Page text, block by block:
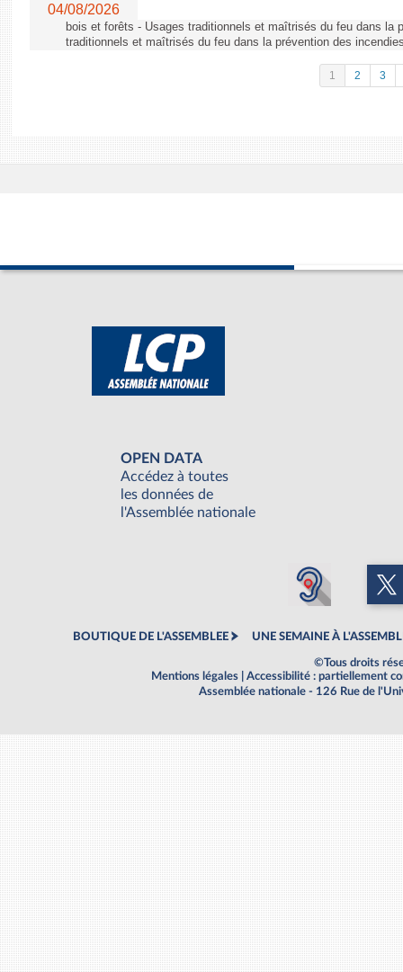
04/08/2026
bois et forêts - Usages traditionnels et maîtrisés du feu dans la
traditionnels et maîtrisés du feu dans la prévention des
1 2 3
OPEN DATA
Accédez à toutes
les données de
l'Assemblée nationale
BOUTIQUE DE L'ASSEMBLEE UNE SEMAINE À
©Tous droits
Mentions légales
Accessibilité : partiellement
Assemblée nationale - 126 Rue de